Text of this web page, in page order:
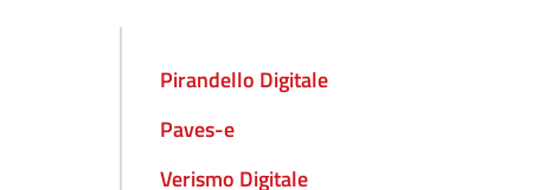
Pirandello Digitale
Paves-e
Verismo Digitale